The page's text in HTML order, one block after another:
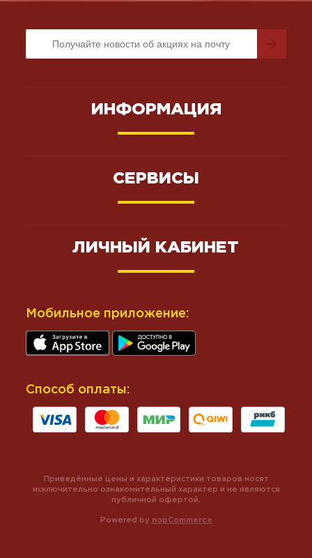
ИНФОРМАЦИЯ
СЕРВИСЫ
ЛИЧНЫЙ КАБИНЕТ
Мобильное приложение:
Способ оплаты:
Powered by nopCommerce
Приведённые цены и характеристики товаров носят
исключительно ознакомительный характер и не являются
публичной офертой.